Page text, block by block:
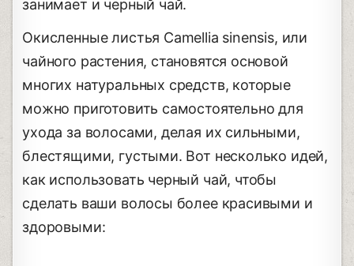
занимает и черный чай.
Окисленные листья Camellia sinensis, или
чайного растения, становятся основой
многих натуральных средств, которые
можно приготовить самостоятельно для
ухода за волосами, делая их сильными,
блестящими, густыми. Вот несколько идей,
как использовать черный чай, чтобы
сделать ваши волосы более красивыми и
здоровыми: